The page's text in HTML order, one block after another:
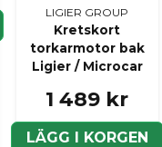
LIGIER GROUP
Kretskort
torkarmotor bak
Ligier / Microcar
1 489 kr
LÄGG I KORGEN